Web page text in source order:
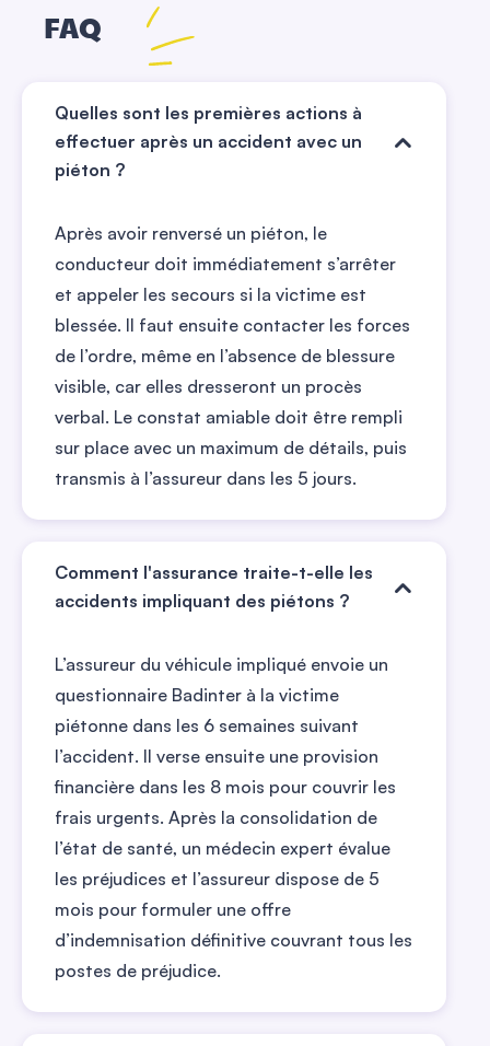
FAQ
Quelles sont les premières actions à
effectuer après un accident avec un
piéton ?
Après avoir renversé un piéton, le
conducteur doit immédiatement s’arrêter
et appeler les secours si la victime est
blessée. Il faut ensuite contacter les forces
de l’ordre, même en l’absence de blessure
visible, car elles dresseront un procès
verbal. Le constat amiable doit être rempli
sur place avec un maximum de détails, puis
transmis à l’assureur dans les 5 jours.
Comment l'assurance traite-t-elle les
accidents impliquant des piétons ?
L’assureur du véhicule impliqué envoie un
questionnaire Badinter à la victime
piétonne dans les 6 semaines suivant
l’accident. Il verse ensuite une provision
financière dans les 8 mois pour couvrir les
frais urgents. Après la consolidation de
l’état de santé, un médecin expert évalue
les préjudices et l’assureur dispose de 5
mois pour formuler une offre
d’indemnisation définitive couvrant tous les
postes de préjudice.